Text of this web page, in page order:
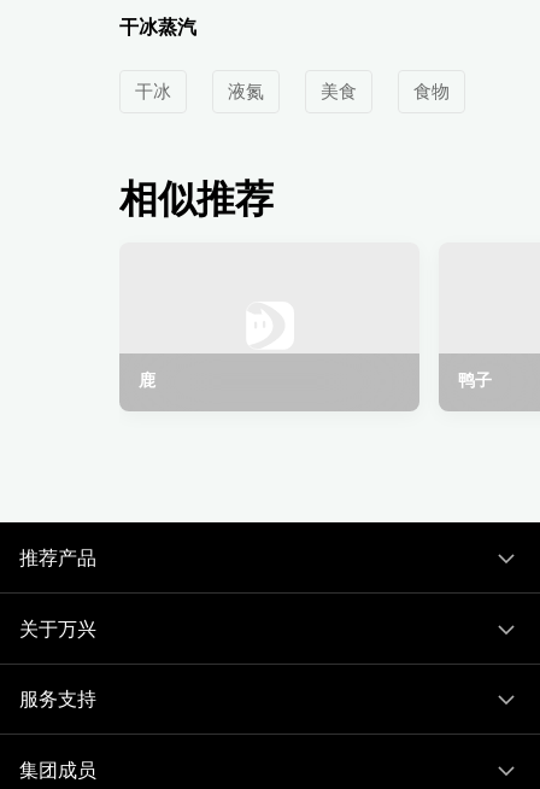
干冰蒸汽
干冰 液氮 美食 食物
相似推荐
鹿 鸭子
推荐产品
关于万兴
服务支持
集团成员